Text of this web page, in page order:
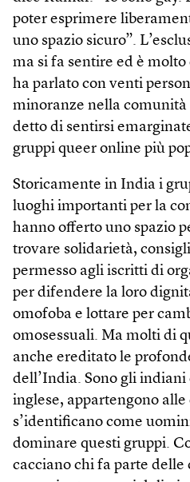
poter esprimere
uno spazio sicuro”.
ma si fa sentire ed è
ha parlato con venti
minoranze nella
detto di sentirsi
gruppi queer online più
Storicamente in India i
luoghi importanti per la
hanno offerto uno spazio
trovare solidarietà,
permesso agli iscritti di
per difendere la loro
omofoba e lottare per
omosessuali. Ma molti di
anche ereditato le
dell’India. Sono gli
inglese, appartengono alle
s’identificano come
dominare questi gruppi.
cacciano chi fa parte